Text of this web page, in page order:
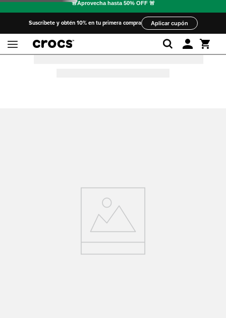
Suscríbete y obtén 10% en tu primera compra Aplicar cupón